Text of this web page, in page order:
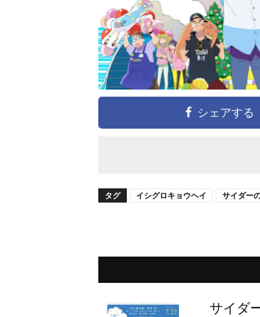
シェアする
タグ イシグロキョウヘイ サイダー
サイダ